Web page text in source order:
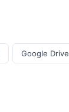
Google Drive